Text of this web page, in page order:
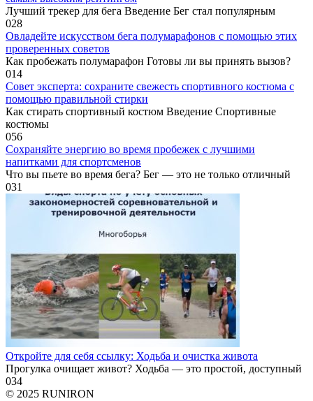
Лучший трекер для бега Введение Бег стал популярным
028
Овладейте искусством бега полумарафонов с помощью этих
проверенных советов
Как пробежать полумарафон Готовы ли вы принять вызов?
014
Совет эксперта: сохраните свежесть спортивного костюма с
помощью правильной стирки
Как стирать спортивный костюм Введение Спортивные
костюмы
056
Сохраняйте энергию во время пробежек с лучшими
напитками для спортсменов
Что вы пьете во время бега? Бег — это не только отличный
031
Откройте для себя ссылку: Ходьба и очистка живота
Прогулка очищает живот? Ходьба — это простой, доступный
034
© 2025 RUNIRON